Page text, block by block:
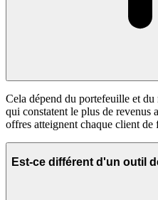
Cela dépend du portefeuille et
qui constatent le plus de revenus
offres atteignent chaque client de
Est-ce différent d'un outil